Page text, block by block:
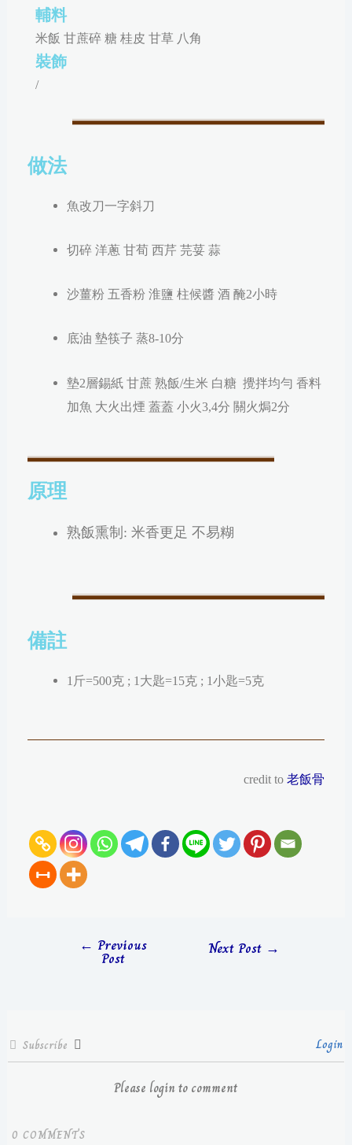
輔料
米飯 甘蔗碎 糖 桂皮 甘草 八角
裝飾
/
做法
魚改刀一字斜刀
切碎 洋蔥 甘荀 西芹 芫荽 蒜
沙薑粉 五香粉 淮鹽 柱候醬 酒 醃2小時
底油 墊筷子 蒸8-10分
墊2層錫紙 甘蔗 熟飯/生米 白糖 攪拌均勻 香料
加魚 大火出煙 蓋蓋 小火3,4分 關火焗2分
原理
熟飯熏制: 米香更足 不易糊
備註
1斤=500克 ; 1大匙=15克 ; 1小匙=5克
credit to 老飯骨
← Previous
Post Next Post →
Subscribe Login
Please login to comment
0 COMMENTS